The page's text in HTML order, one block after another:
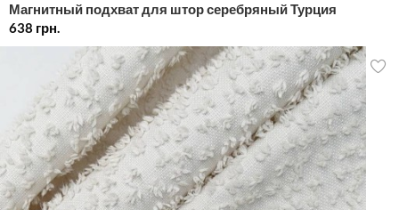
Магнитный подхват для штор серебряный Турция
638 грн.